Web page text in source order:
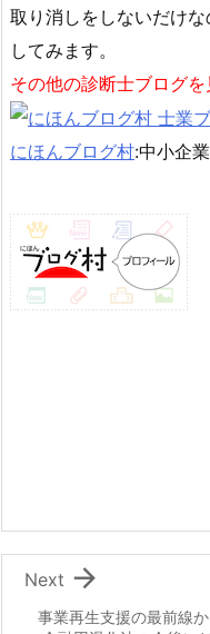
取り消しをしないだけ
してみます。
その他の診断士ブログを
にほんブログ村:中小企
事業再生支援の最前線

Next